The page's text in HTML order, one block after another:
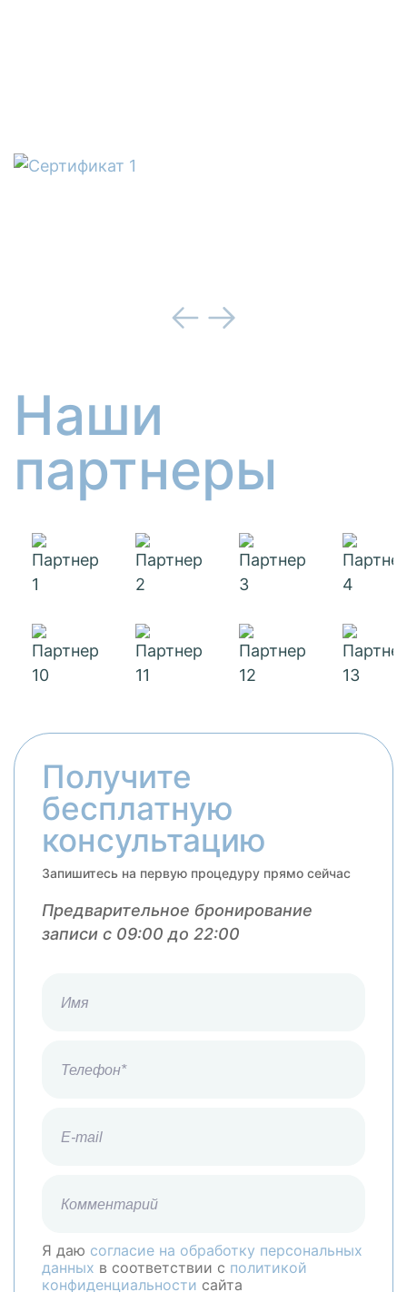
Наши
партнеры
Получите
бесплатную
консультацию
Запишитесь на первую процедуру прямо сейчас
Предварительное бронирование
записи с 09:00 до 22:00
Я даю согласие на обработку персональных
данных в соответствии с политикой
конфиденциальности сайта